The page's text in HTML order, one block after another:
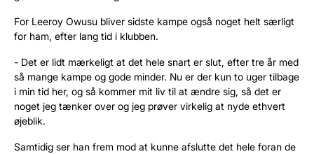
For Leeroy Owusu bliver sidste kampe også noget helt særligt
for ham, efter lang tid i klubben.
- Det er lidt mærkeligt at det hele snart er slut, efter tre år med
så mange kampe og gode minder. Nu er der kun to uger tilbage
i min tid her, og så kommer mit liv til at ændre sig, så det er
noget jeg tænker over og jeg prøver virkelig at nyde ethvert
øjeblik.
Samtidig ser han frem mod at kunne afslutte det hele foran de